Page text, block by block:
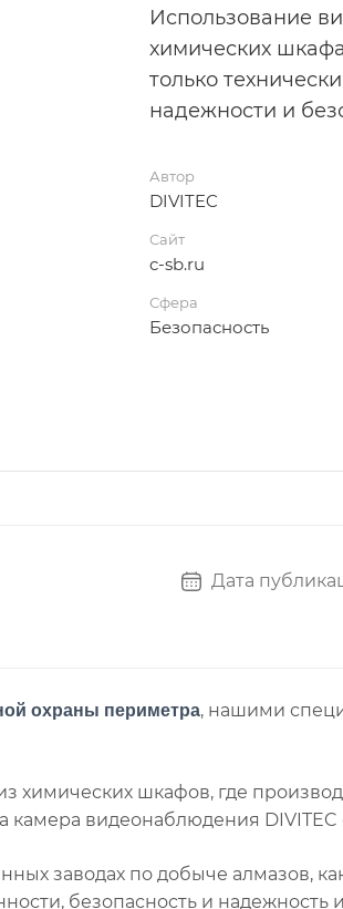
Использование
химических
только
надежности и
Автор
DIVITEC
Сайт
c-sb.ru
Сфера
Безопасность
Дата
охраны периметра, нашими
химических шкафов, где
камера видеонаблюдения
заводах по добыче алмазов,
безопасность и